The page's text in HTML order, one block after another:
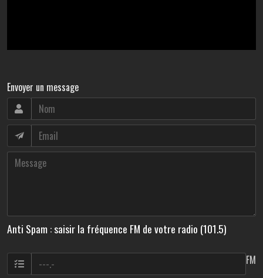
Envoyer un message
Anti Spam : saisir la fréquence FM de votre radio (101.5)
FM